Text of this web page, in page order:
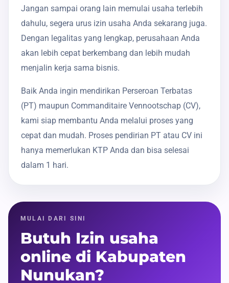
Jangan sampai orang lain memulai usaha terlebih
dahulu, segera urus izin usaha Anda sekarang juga.
Dengan legalitas yang lengkap, perusahaan Anda
akan lebih cepat berkembang dan lebih mudah
menjalin kerja sama bisnis.
Baik Anda ingin mendirikan Perseroan Terbatas
(PT) maupun Commanditaire Vennootschap (CV),
kami siap membantu Anda melalui proses yang
cepat dan mudah. Proses pendirian PT atau CV ini
hanya memerlukan KTP Anda dan bisa selesai
dalam 1 hari.
MULAI DARI SINI
Butuh Izin usaha
online di Kabupaten
Nunukan?